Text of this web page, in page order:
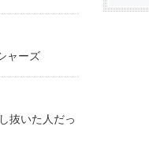
ャーズ
抜いた人だっ